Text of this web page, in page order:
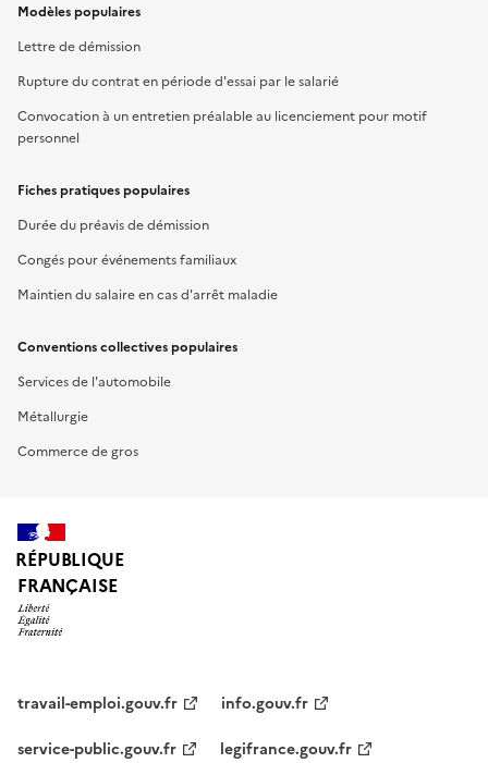
Modèles populaires
Lettre de démission
Rupture du contrat en période d'essai par le salarié
Convocation à un entretien préalable au licenciement pour motif
personnel
Fiches pratiques populaires
Durée du préavis de démission
Congés pour événements familiaux
Maintien du salaire en cas d'arrêt maladie
Conventions collectives populaires
Services de l'automobile
Métallurgie
Commerce de gros
RÉPUBLIQUE
FRANÇAISE
travail-emploi.gouv.fr
info.gouv.fr
service-public.gouv.fr
legifrance.gouv.fr